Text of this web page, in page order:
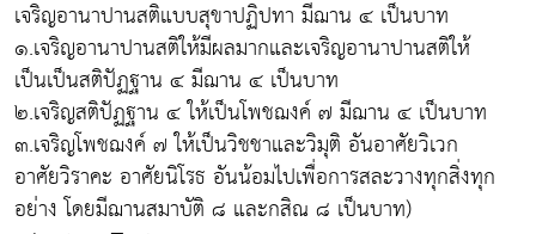
เจริญอานาปานสติแบบสุขาปฏิปทา มีฌาน ๔ เป็นบาท
๑.เจริญอานาปานสติให้มีผลมากและเจริญอานาปานสติให้
เป็นเป็นสติปัฏฐาน ๔ มีฌาน ๔ เป็นบาท
๒.เจริญสติปัฏฐาน ๔ ให้เป็นโพชฌงค์ ๗ มีฌาน ๔ เป็นบาท
๓.เจริญโพชฌงค์ ๗ ให้เป็นวิชชาและวิมุติ อันอาศัยวิเวก
อาศัยวิราคะ อาศัยนิโรธ อันน้อมไปเพื่อการสละวางทุกสิ่งทุก
อย่าง โดยมีฌานสมาบัติ ๘ และกสิณ ๘ เป็นบาท)